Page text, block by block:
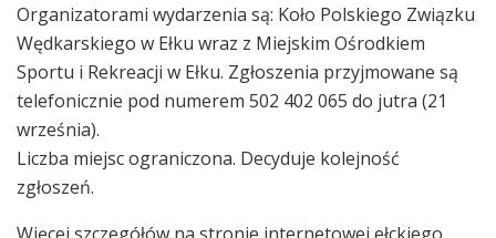
Organizatorami wydarzenia są: Koło Polskiego Związku
Wędkarskiego w Ełku wraz z Miejskim Ośrodkiem
Sportu i Rekreacji w Ełku. Zgłoszenia przyjmowane są
telefonicznie pod numerem 502 402 065 do jutra (21
września).
Liczba miejsc ograniczona. Decyduje kolejność
zgłoszeń.